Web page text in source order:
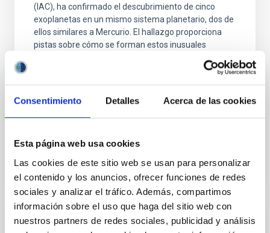
Consentimiento Detalles Acerca de las cookies
Esta página web usa cookies
Las cookies de este sitio web se usan para personalizar
el contenido y los anuncios, ofrecer funciones de redes
sociales y analizar el tráfico. Además, compartimos
información sobre el uso que haga del sitio web con
nuestros partners de redes sociales, publicidad y análisis
(IAC), ha confirmado el descubrimiento de cinco
exoplanetas en un mismo sistema planetario, dos de
ellos similares a Mercurio. El hallazgo proporciona
pistas sobre cómo se forman estos inusuales
planetas de muy alta densidad. El estudio se publica
hoy en la revista Astronomy & Astrophysics. Un
equipo científico internacional ha encontrado un
sistema con tres supertierras y dos supermercurios
NOTA DE PRENSA